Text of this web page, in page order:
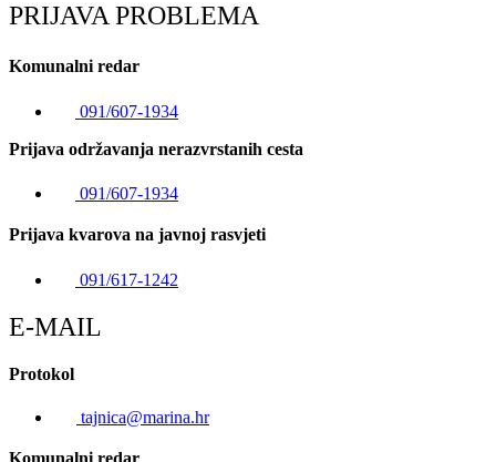
PRIJAVA PROBLEMA
Komunalni redar
091/607-1934
Prijava održavanja nerazvrstanih cesta
091/607-1934
Prijava kvarova na javnoj rasvjeti
091/617-1242
E-MAIL
Protokol
tajnica@marina.hr